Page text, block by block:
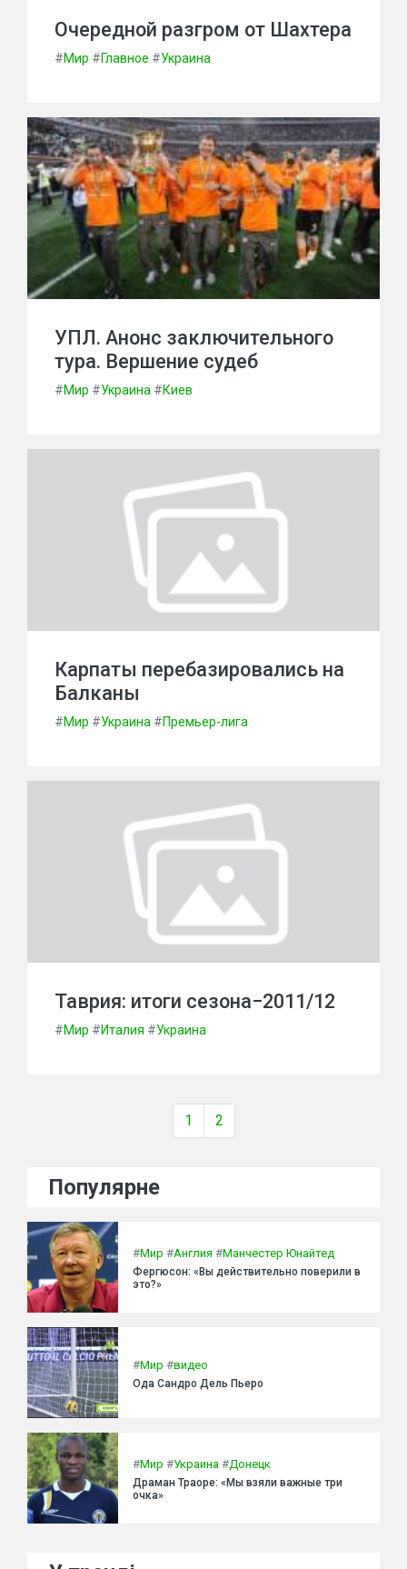
Очередной разгром от Шахтера
#Мир #Главное #Украина
УПЛ. Анонс заключительного
тура. Вершение судеб
#Мир #Украина #Киев
Карпаты перебазировались на
Балканы
#Мир #Украина #Премьер-лига
Таврия: итоги сезона−2011/12
#Мир #Италия #Украина
1 2
Популярне
#Мир #Англия #Манчестер Юнайтед
Фергюсон: «Вы действительно поверили в
это?»
#Мир #видео
Ода Сандро Дель Пьеро
#Мир #Украина #Донецк
Драман Траоре: «Мы взяли важные три
очка»